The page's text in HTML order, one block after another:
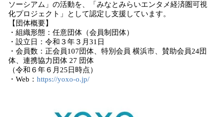
ソーシアム」の活動を、「みなとみらいエンタメ経済圏可視
化プロジェクト」として認定し支援しています。
【団体概要】
・組織形態：任意団体（会員制団体）
・設立日：令和３年３月31日
・会員数：正会員107団体、特別会員 横浜市、賛助会員24団
体、連携協力団体 27 団体
（令和６年６月25日時点）
・Web： https://yoxo-o.jp/